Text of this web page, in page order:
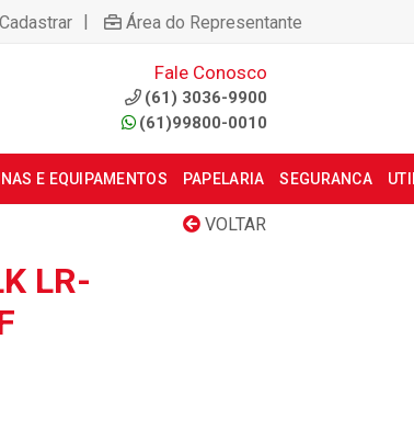
| Área do Representante
Fale Conosco
(61) 3036-9900
(61)99800-0010
E EQUIPAMENTOS PAPELARIA SEGURANCA
VOLTAR
LR-